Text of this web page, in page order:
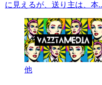
に見えるが、送り主は、本
他